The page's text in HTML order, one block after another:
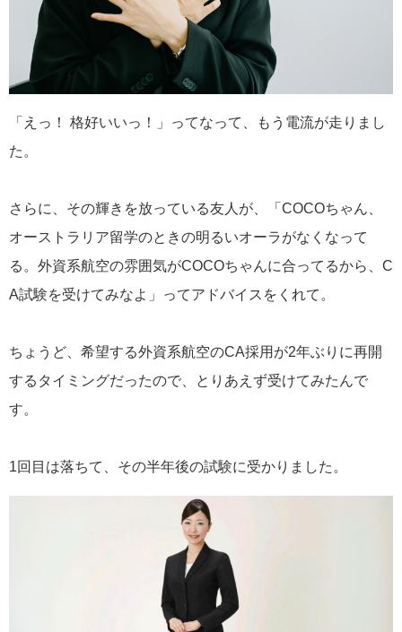
「えっ！ 格好いいっ！」ってなって、もう電流が走りまし
た。
さらに、その輝きを放っている友人が、「COCOちゃん、
オーストラリア留学のときの明るいオーラがなくなって
る。外資系航空の雰囲気がCOCOちゃんに合ってるから、C
A試験を受けてみなよ」ってアドバイスをくれて。
ちょうど、希望する外資系航空のCA採用が2年ぶりに再開
するタイミングだったので、とりあえず受けてみたんで
す。
1回目は落ちて、その半年後の試験に受かりました。